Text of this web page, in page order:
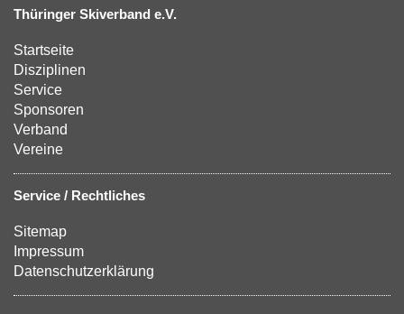
Thüringer Skiverband e.V.
Startseite
Disziplinen
Service
Sponsoren
Verband
Vereine
Service / Rechtliches
Sitemap
Impressum
Datenschutzerklärung